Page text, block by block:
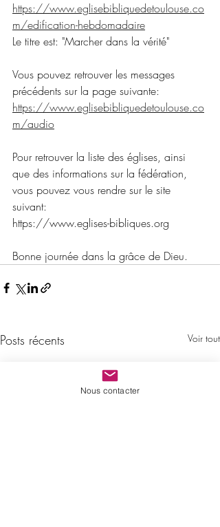
https://www.eglisebibliquedetoulouse.co
m/edification-hebdomadaire
Le titre est: "Marcher dans la vérité"
Vous pouvez retrouver les messages
précédents sur la page suivante:
https://www.eglisebibliquedetoulouse.co
m/audio
Pour retrouver la liste des églises, ainsi
que des informations sur la fédération,
vous pouvez vous rendre sur le site
suivant:
https://www.eglises-bibliques.org
Bonne journée dans la grâce de Dieu.
Posts récents Voir tout
Nous contacter